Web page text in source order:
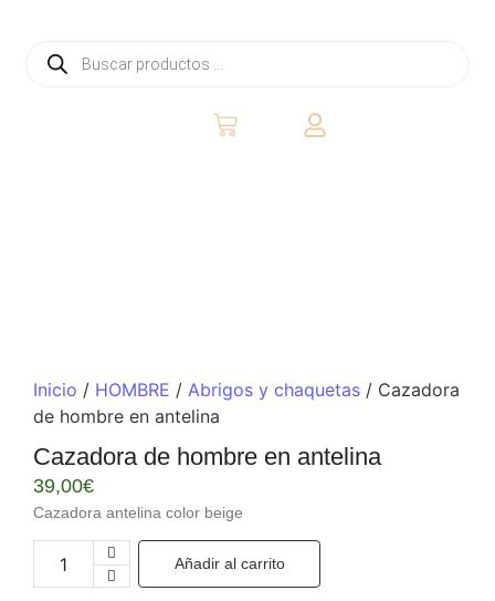
Inicio / HOMBRE / Abrigos y chaquetas / Cazadora
de hombre en antelina
Cazadora de hombre en antelina
39,00€
Cazadora antelina color beige
Añadir al carrito